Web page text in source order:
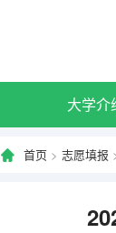
大学介
首页 > 志愿填报